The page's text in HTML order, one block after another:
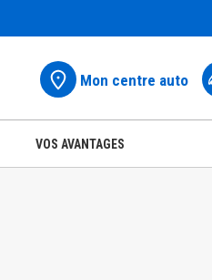
Mon centre auto
VOS AVANTAGES